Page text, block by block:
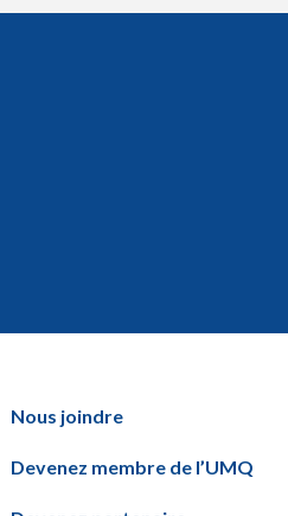
Nous joindre
Devenez membre de l’UMQ